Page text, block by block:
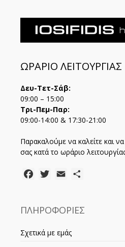
ΩΡΑΡΙΟ ΛΕΙΤΟΥΡΓΙΑΣ
Δευ-Τετ-Σάβ:
09:00 – 15:00
Τρι-Πεμ-Παρ:
09:00-14:00 & 17:30-21:00
Παρακαλούμε να καλείτε και
σας κατά το ωράριο
FacebookTwitter
Email
ΠΛΗΡΟΦΟΡΙΕΣ
Σχετικά με εμάς